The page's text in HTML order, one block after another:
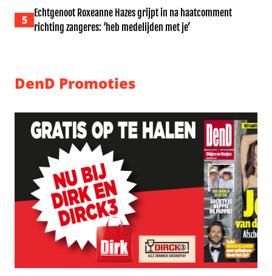
5
Echtgenoot Roxeanne Hazes grijpt in na haatcomment
richting zangeres: ‘heb medelijden met je’
DenD Promoties